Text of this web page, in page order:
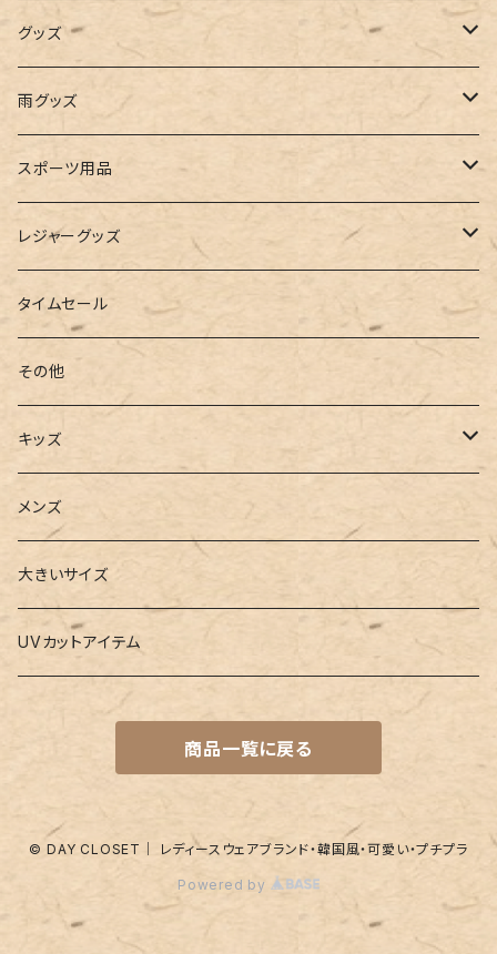
インナー
ビスチェ
レギンス
その他
レインシューズ
レースアップ
ルームシューズ
インソール
ローファー
エコバッグ
リュック
ハンドバッグ
ボストンバッグ
ワンショルダー
オフショルダー
バンドゥ
タンキニ
キャミキニ
フィットネス
2点セット
3点セット
4点セット
5点セット
ラッシュガード
水着関連商品
レギンス
パッド
男の子
ユニセックス
アクセサリー
マスクケース
グッズ
帽子
ストール・マフラー
手袋
ポーチ
パスケース
ウォレット
カードケース
キーケース
メガネチェーン
アームカバー
ネイルグッズ
雨グッズ
レインコート
スポーツ用品
トレーニング・スポーツウェア
トレーニンググッズ
ヨガウェア
ヨガソックス
ヨガグッズ
ヨガマット
レジャーグッズ
ビーチグッズ
タイムセール
その他
キッズ
Girls
水着
バレー
Boys
水着
グッズ
キッズスーツ
メンズ
大きいサイズ
UVカットアイテム
商品一覧に戻る
© DAY CLOSET｜ レディースウェアブランド・韓国風・可愛い・プチプラ
Powered by